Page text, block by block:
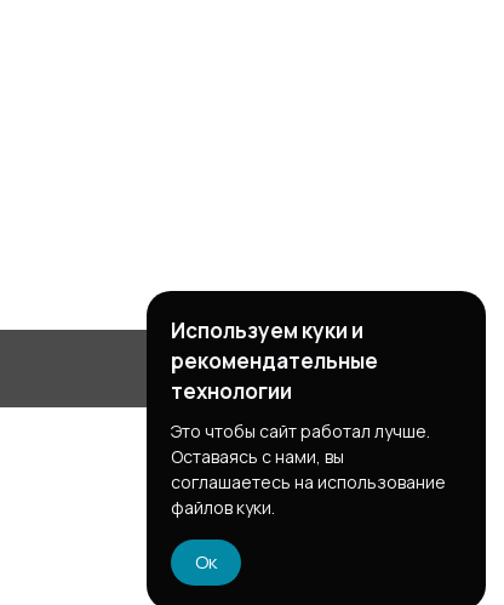
Используем куки и
рекомендательные
технологии
Это чтобы сайт работал лучше.
Оставаясь с нами, вы
соглашаетесь на использование
файлов куки.
Ок